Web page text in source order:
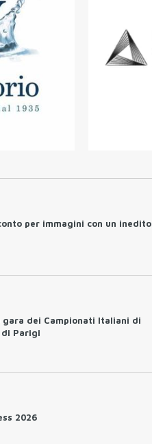
per immagini con un inedito
gara dei Campionati Italiani di
Parigi
2026